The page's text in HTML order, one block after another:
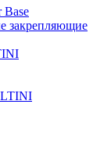
закрепляющие